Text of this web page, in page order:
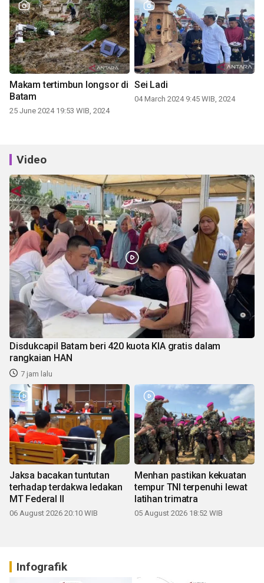
Makam tertimbun longsor di
Batam
25 June 2024 19:53 WIB, 2024
Sei Ladi
04 March 2024 9:45 WIB, 2024
Video
Disdukcapil Batam beri 420 kuota KIA gratis dalam
rangkaian HAN
7 jam lalu
Jaksa bacakan tuntutan
terhadap terdakwa ledakan
MT Federal II
06 August 2026 20:10 WIB
Menhan pastikan kekuatan
tempur TNI terpenuhi lewat
latihan trimatra
05 August 2026 18:52 WIB
Infografik